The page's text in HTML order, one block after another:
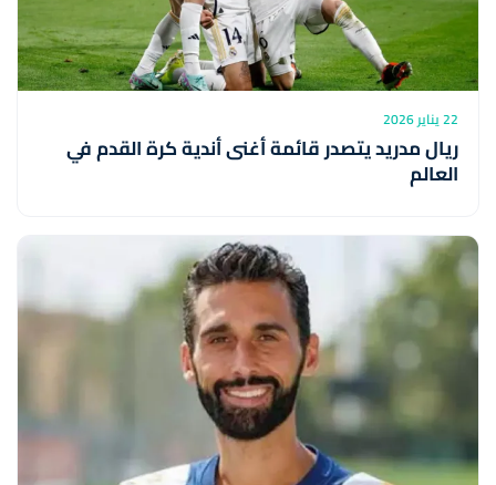
22 يناير 2026
ريال مدريد يتصدر قائمة أغنى أندية كرة القدم في
العالم